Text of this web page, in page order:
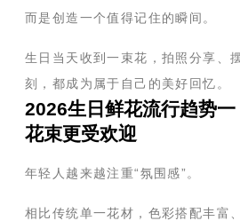
而是创造一个值得记住的瞬间。
生日当天收到一束花，拍照分享、
刻，都成为属于自己的美好回忆。
2026生日鲜花流行趋势
花束更受欢迎
年轻人越来越注重“氛围感”。
相比传统单一花材，色彩搭配丰富